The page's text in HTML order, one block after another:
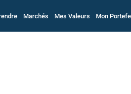
Marchés Mes Valeurs Mon